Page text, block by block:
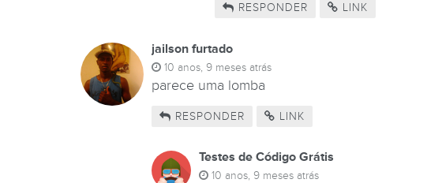
RESPONDER LINK
jailson furtado
10 anos, 9 meses atrás
parece uma lomba
RESPONDER LINK
Testes de Código Grátis
10 anos, 9 meses atrás